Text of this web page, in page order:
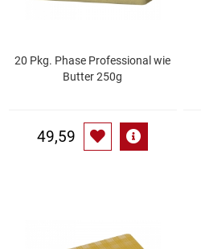
20 Pkg. Phase Professional wie
Butter 250g
49,59